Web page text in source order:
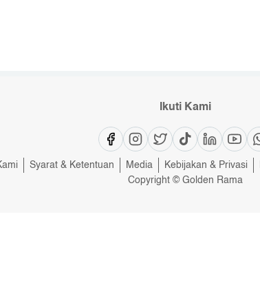
Ikuti Kami
Syarat & Ketentuan Media Kebijakan & Privasi
Copyright © Golden Rama